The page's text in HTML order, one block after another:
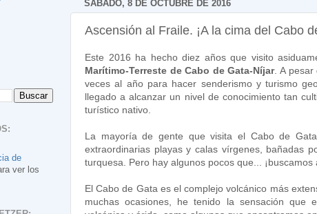
SÁBADO, 8 DE OCTUBRE DE 2016
Ascensión al Fraile. ¡A la cima del Cabo
Este 2016 ha hecho diez años que visito
Marítimo-Terreste de Cabo de Gata-Níjar. A
veces al año para hacer senderismo y turismo
llegado a alcanzar un nivel de conocimiento tan
turístico nativo.
La mayoría de gente que visita el Cabo de
extraordinarias playas y calas vírgenes, bañadas
turquesa. Pero hay algunos pocos que... ¡buscamos
El Cabo de Gata es el complejo volcánico más
muchas ocasiones, he tenido la sensación que
de
ver los